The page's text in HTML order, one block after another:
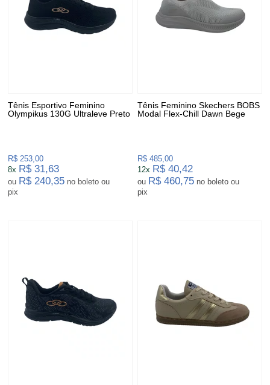
Tênis Esportivo Feminino
Olympikus 130G Ultraleve Preto
R$ 253,00
8x R$ 31,63
ou R$ 240,35 no boleto ou
pix
Tênis Feminino Skechers BOBS
Modal Flex-Chill Dawn Bege
R$ 485,00
12x R$ 40,42
ou R$ 460,75 no boleto ou
pix